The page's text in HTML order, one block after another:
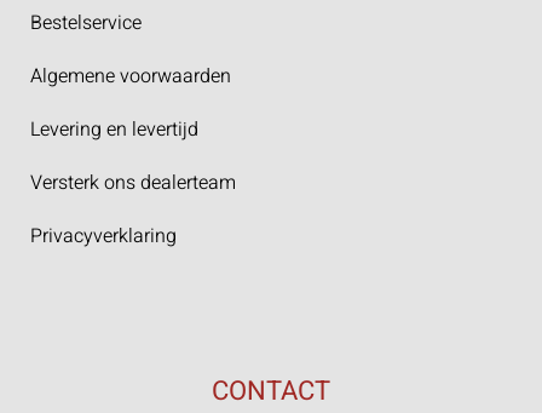
Bestelservice
Algemene voorwaarden
Levering en levertijd
Versterk ons dealerteam
Privacyverklaring
CONTACT